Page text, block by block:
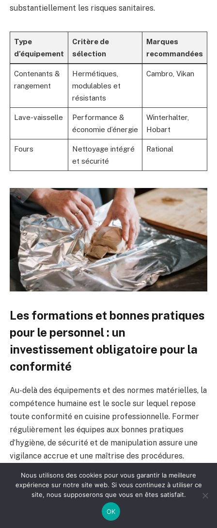
substantiellement les risques sanitaires.
Type
d’équipement
Critère de
sélection
Marques
recommandées
Contenants &
rangement
Hermétiques,
modulables et
résistants
Cambro, Vikan
Lave-vaisselle
Performance &
économie d’énergie
Winterhalter,
Hobart
Fours
Nettoyage intégré
et sécurité
Rational
Les formations et bonnes pratiques
pour le personnel : un
investissement obligatoire pour la
conformité
Au-delà des équipements et des normes matérielles, la
compétence humaine est le socle sur lequel repose
toute conformité en cuisine professionnelle. Former
régulièrement les équipes aux bonnes pratiques
d’hygiène, de sécurité et de manipulation assure une
vigilance accrue et une maîtrise des procédures.
Une formation incluant :
pour comprendre les risques
et appliquer les contrôles nécessaires.
Nous utilisons des cookies pour vous garantir la meilleure
expérience sur notre site web. Si vous continuez à utiliser ce
site, nous supposerons que vous en êtes satisfait.
OK